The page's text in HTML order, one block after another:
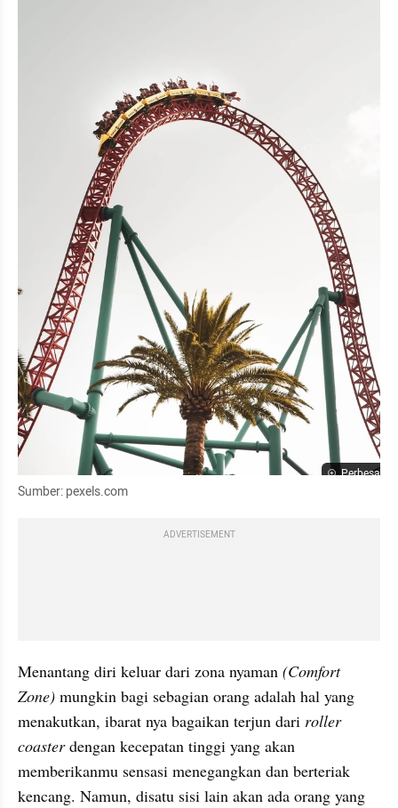
Perbesar
Sumber: pexels.com
ADVERTISEMENT
Menantang diri keluar dari zona nyaman (Comfort
Zone) mungkin bagi sebagian orang adalah hal yang
menakutkan, ibarat nya bagaikan terjun dari roller
coaster dengan kecepatan tinggi yang akan
memberikanmu sensasi menegangkan dan berteriak
kencang. Namun, disatu sisi lain akan ada orang yang